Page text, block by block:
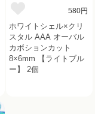
580円
ホワイトシェル×クリ
スタル AAA オーバル
カボションカット
8×6mm 【ライトブル
ー】 2個